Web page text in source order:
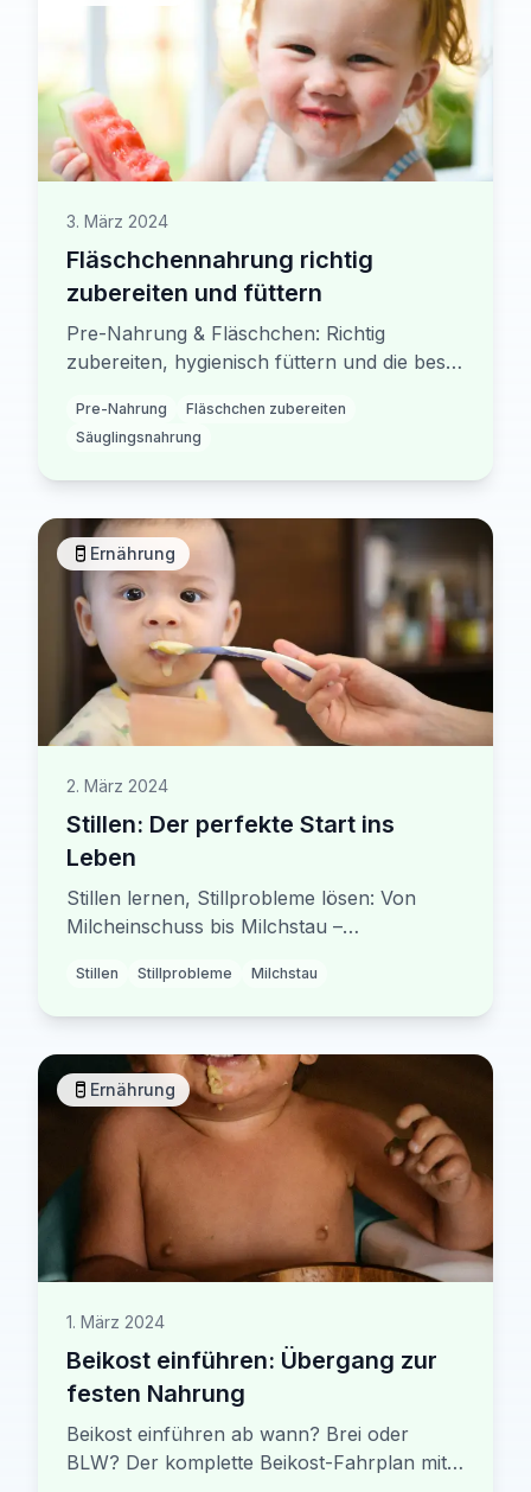
3. März 2024
Fläschchennahrung richtig
zubereiten und füttern
Pre-Nahrung & Fläschchen: Richtig
zubereiten, hygienisch füttern und die beste
Guide und Mengenempfehlungen.
Pre-Nahrung
Fläschchen zubereiten
Säuglingsnahrung
Ernährung
2. März 2024
Stillen: Der perfekte Start ins
Leben
Stillen lernen, Stillprobleme lösen: Von
Milcheinschuss bis Milchstau –
Stillstart und glückliche Stillzeit.
Stillen Stillprobleme Milchstau
Ernährung
1. März 2024
Beikost einführen: Übergang zur
festen Nahrung
Beikost einführen ab wann? Brei oder
BLW? Der komplette Beikost-Fahrplan mit